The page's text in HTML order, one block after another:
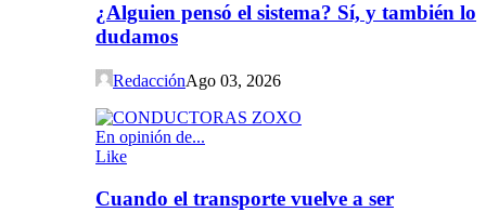
¿Alguien pensó el sistema? Sí, y también lo
dudamos
RedacciónAgo 03, 2026
En opinión de...
Like
Cuando el transporte vuelve a ser